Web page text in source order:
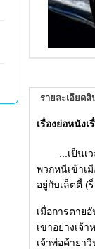
รายละเอียดสิ
เรื่องย่อหนัง
...เป็นเวล
พวกหนีเข้าเ
อยู่กับเล็ตตี้ (
เมื่อการตาย
เขาอย่างเจ้
เจ้าพ่อค้ายา